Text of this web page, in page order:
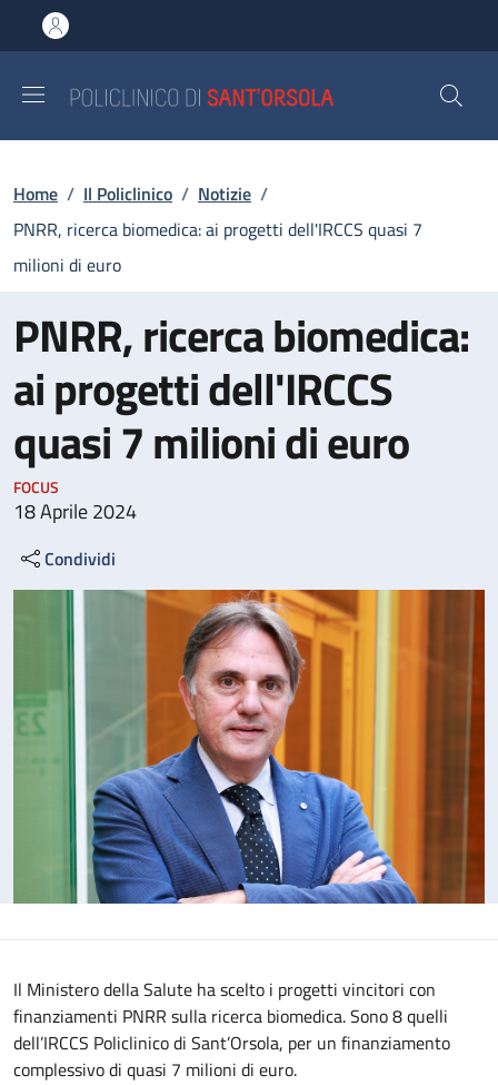
al contenuto principale
to footer content
Briciole di pane
Home / Il Policlinico / Notizie /
PNRR, ricerca biomedica: ai progetti dell'IRCCS quasi 7
milioni di euro
PNRR, ricerca biomedica:
ai progetti dell'IRCCS
quasi 7 milioni di euro
FOCUS
18 Aprile 2024
Condividi
Il Ministero della Salute ha scelto i progetti vincitori con
finanziamenti PNRR sulla ricerca biomedica. Sono 8 quelli
dell’IRCCS Policlinico di Sant’Orsola, per un finanziamento
complessivo di quasi 7 milioni di euro.